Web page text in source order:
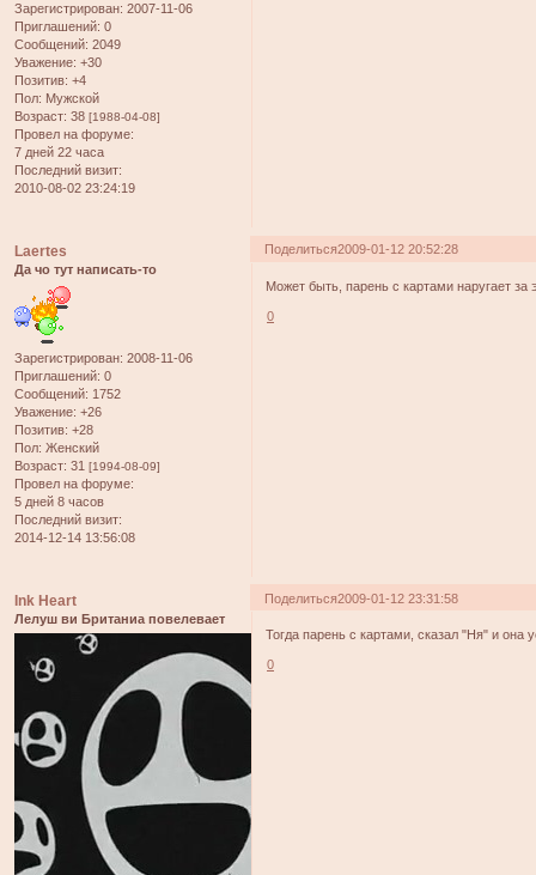
Зарегистрирован: 2007-11-06
Приглашений: 0
Сообщений: 2049
Уважение: +30
Позитив: +4
Пол: Мужской
Возраст: 38 [1988-04-08]
Провел на форуме:
7 дней 22 часа
Последний визит:
2010-08-02 23:24:19
Поделиться2009-01-12 20:52:28
Laertes
Да чо тут написать-то
Зарегистрирован: 2008-11-06
Приглашений: 0
Сообщений: 1752
Уважение: +26
Позитив: +28
Пол: Женский
Возраст: 31 [1994-08-09]
Провел на форуме:
5 дней 8 часов
Последний визит:
2014-12-14 13:56:08
Может быть, парень с картами наругает за
0
Поделиться2009-01-12 23:31:58
Ink Heart
Лелуш ви Британиа повелевает
Тогда парень с картами, сказал "Ня" и она
0